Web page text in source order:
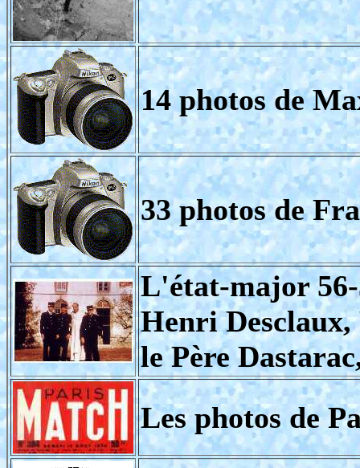
14 photos de
33 photos de
L'état-major
Henri
le Père
Les photos de